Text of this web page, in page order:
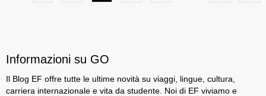
Informazioni su GO
Il Blog EF offre tutte le ultime novità su viaggi, lingue, cultura,
carriera internazionale e vita da studente. Noi di EF viviamo e